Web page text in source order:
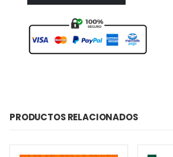
PRODUCTOS RELACIONADOS